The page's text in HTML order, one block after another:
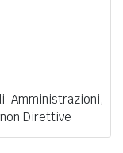
Amministrazioni,
Direttive